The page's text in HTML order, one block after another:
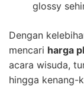
glossy
Dengan
mencari harga
acara wisuda,
hingga kenang-